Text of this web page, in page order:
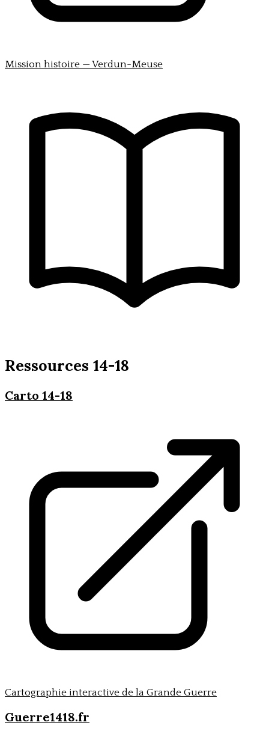
Mission histoire — Verdun-Meuse
Ressources 14-18
Carto 14-18
Cartographie interactive de la Grande Guerre
Guerre1418.fr